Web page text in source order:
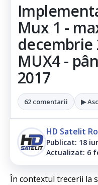
Mux 1 -
decembrie
MUX4 -
2017
62 comentarii ▶
HD Satelit
Publicat: 18
Actualizat: 6
În contextul trecerii la